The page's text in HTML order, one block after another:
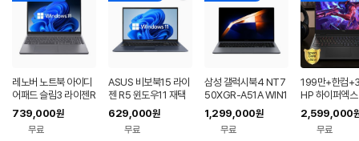
레노버 노트북 아이디
어패드 슬림3 라이젠R
5 8GB 256GB 윈도
우11
739,000원
무료
ASUS 비보북15 라이
젠 R5 윈도우11 재택
근무 싼 노트북
629,000원
무료
삼성 갤럭시북4 NT7
50XGR-A51A WIN1
1 FPP(버젼UP설치)
업무용 학생용 사무용
노트북 문스톤그레이
1,299,000원
무료
199만+한컴
HP 하이퍼엑스
6 AI7 450
0 게이밍 노트
2,599,000
무료